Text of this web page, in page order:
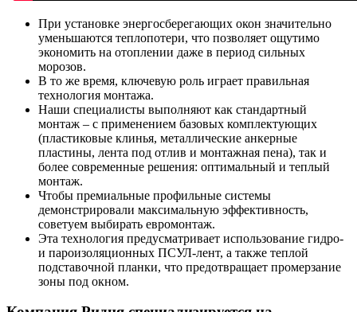
При установке энергосберегающих окон значительно
уменьшаются теплопотери, что позволяет ощутимо
экономить на отоплении даже в период сильных
морозов.
В то же время, ключевую роль играет правильная
технология монтажа.
Наши специалисты выполняют как стандартный
монтаж – с применением базовых комплектующих
(пластиковые клинья, металлические анкерные
пластины, лента под отлив и монтажная пена), так и
более современные решения: оптимальный и теплый
монтаж.
Чтобы премиальные профильные системы
демонстрировали максимальную эффективность,
советуем выбирать евромонтаж.
Эта технология предусматривает использование гидро-
и пароизоляционных ПСУЛ-лент, а также теплой
подставочной планки, что предотвращает промерзание
зоны под окном.